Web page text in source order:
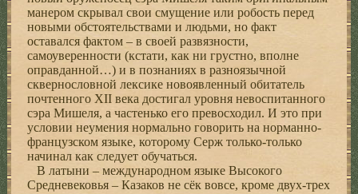
манером скрывал свои смущение или робость перед
новыми обстоятельствами и людьми, но факт
оставался фактом – в своей развязности,
самоуверенности (кстати, как ни грустно, вполне
оправданной…) и в познаниях в разноязычной
сквернословной лексике новоявленный обитатель
почтенного XII века достигал уровня невоспитанного
сэра Мишеля, а частенько его превосходил. И это при
условии неумения нормально говорить на норманно-
французском языке, которому Серж только-только
начинал как следует обучаться.
В латыни – международном языке Высокого
Средневековья – Казаков не сёк вовсе, кроме двух-трех